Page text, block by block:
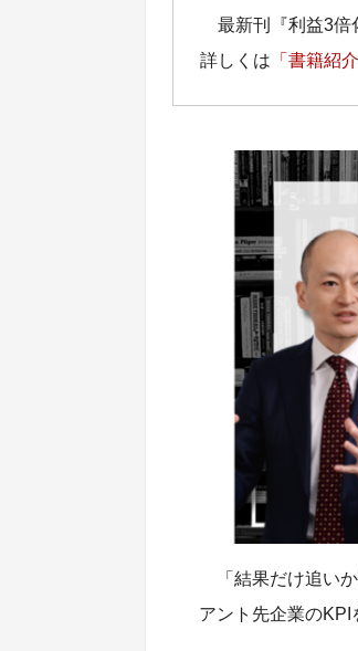
最新刊『利益3倍
詳しくは 「書籍紹介
「結果だけ追い
アント先企業のKPI